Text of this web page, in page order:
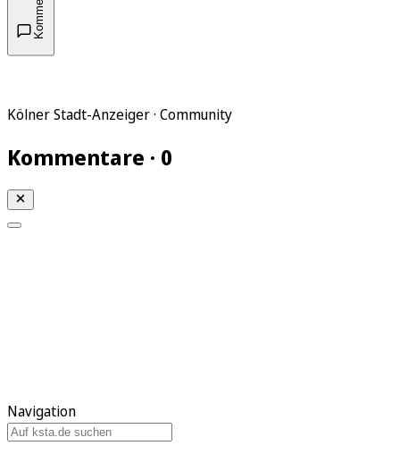
Kölner Stadt-Anzeiger · Community
Kommentare · 0
Navigation